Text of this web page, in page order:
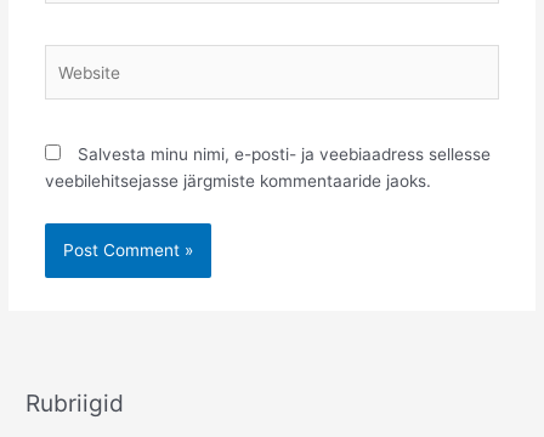
Salvesta minu nimi, e-posti- ja veebiaadress sellesse
veebilehitsejasse järgmiste kommentaaride jaoks.
Rubriigid